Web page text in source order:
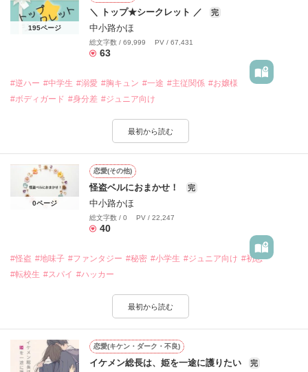
195ページ
＼ トップ★シークレット ／ 完
中小路かほ
総文字数 / 69,999 PV / 67,431
63
#逆ハー #中学生 #溺愛 #胸キュン #一途 #主従関係 #お嬢様
#ボディガード #身分差 #ジュニア向け
最初から読む
0ページ
恋愛(その他)
怪盗ベルにおまかせ！ 完
中小路かほ
総文字数 / 0 PV / 22,247
40
#怪盗 #地味子 #ファンタジー #秘密 #小学生 #ジュニア向け #初恋
#転校生 #スパイ #ハッカー
最初から読む
恋愛(キケン・ダーク・不良)
イケメン総長は、姫を一途に護りたい 完